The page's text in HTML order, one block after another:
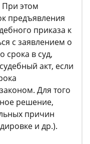
При этом
предъявления
приказа к
с заявлением о
срока в суд,
акт, если
Для того
решение,
причин
и др.).